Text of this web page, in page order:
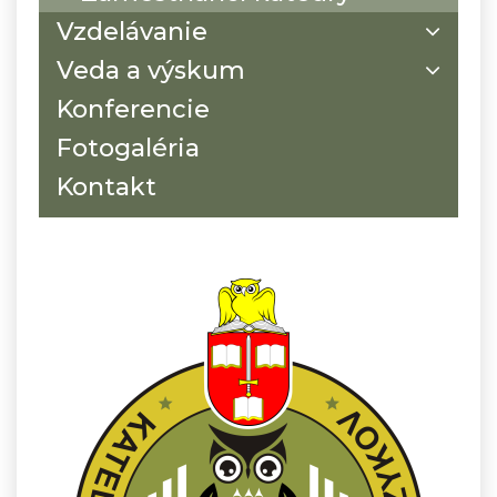
Vzdelávanie
Veda a výskum
Konferencie
Fotogaléria
Kontakt